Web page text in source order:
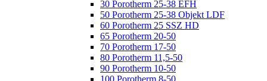
30 Porotherm 25-38 EFH
50 Porotherm 25-38 Objekt LDF
60 Porotherm 25 SSZ HD
65 Porotherm 20-50
70 Porotherm 17-50
80 Porotherm 11,5-50
90 Porotherm 10-50
100 Porotherm 8-50